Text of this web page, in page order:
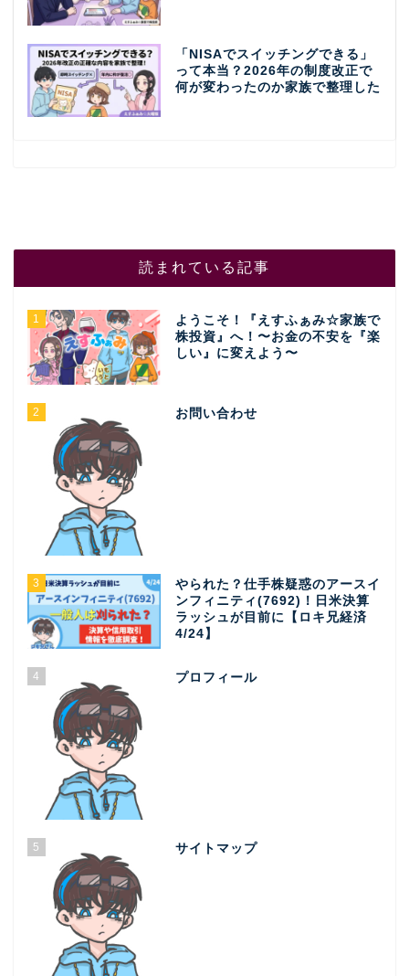
「NISAでスイッチングできる」
って本当？2026年の制度改正で
何が変わったのか家族で整理した
読まれている記事
1
ようこそ！『えすふぁみ☆家族で
株投資』へ！〜お金の不安を『楽
しい』に変えよう〜
2 お問い合わせ
3
やられた？仕手株疑惑のアースイ
ンフィニティ(7692)！日米決算
ラッシュが目前に【ロキ兄経済
4/24】
4 プロフィール
5 サイトマップ